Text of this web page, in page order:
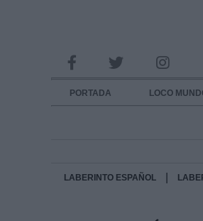
PORTADA LOCO
LABERINTO ESPAÑOL
INFORMACION SOBRE LA
Responsable:
Destinatarios: